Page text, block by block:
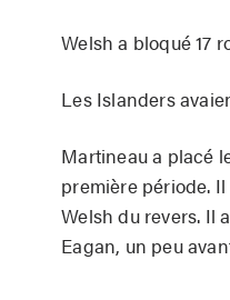
Welsh a bloqué 17
Les Islanders
Martineau a placé
première période. Il
Welsh du revers. Il
Eagan, un peu